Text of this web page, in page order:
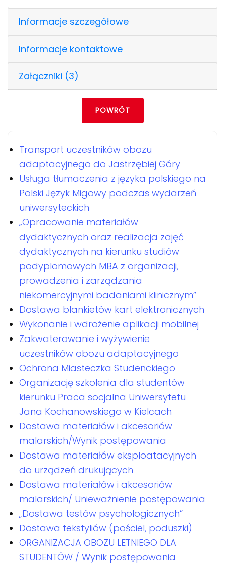
Informacje szczegółowe
Informacje kontaktowe
Załączniki (3)
POWRÓT
Transport uczestników obozu
adaptacyjnego do Jastrzębiej Góry
Usługa tłumaczenia z języka polskiego na
Polski Język Migowy podczas wydarzeń
uniwersyteckich
„Opracowanie materiałów
dydaktycznych oraz realizacja zajęć
dydaktycznych na kierunku studiów
podyplomowych MBA z organizacji,
prowadzenia i zarządzania
niekomercyjnymi badaniami klinicznym”
Dostawa blankietów kart elektronicznych
Wykonanie i wdrożenie aplikacji mobilnej
Zakwaterowanie i wyżywienie
uczestników obozu adaptacyjnego
Ochrona Miasteczka Studenckiego
Organizację szkolenia dla studentów
kierunku Praca socjalna Uniwersytetu
Jana Kochanowskiego w Kielcach
Dostawa materiałów i akcesoriów
malarskich/Wynik postępowania
Dostawa materiałów eksploatacyjnych
do urządzeń drukujących
Dostawa materiałów i akcesoriów
malarskich/ Unieważnienie postępowania
„Dostawa testów psychologicznych”
Dostawa tekstyliów (pościel, poduszki)
ORGANIZACJA OBOZU LETNIEGO DLA
STUDENTÓW / Wynik postępowania